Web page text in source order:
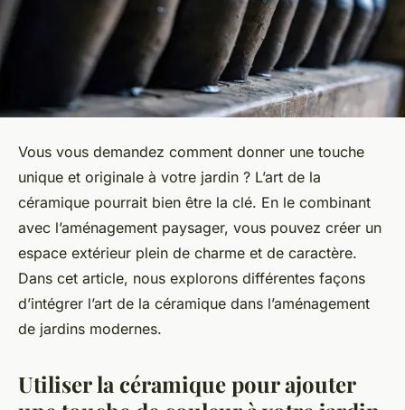
Vous vous demandez comment donner une touche
unique et originale à votre jardin ? L’art de la
céramique pourrait bien être la clé. En le combinant
avec l’aménagement paysager, vous pouvez créer un
espace extérieur plein de charme et de caractère.
Dans cet article, nous explorons différentes façons
d’intégrer l’art de la céramique dans l’aménagement
de jardins modernes.
Utiliser la céramique pour ajouter